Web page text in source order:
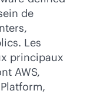
de
Les
principaux
AWS,